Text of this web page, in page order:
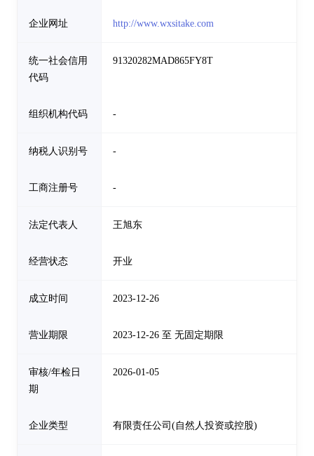
企业网址 http://www.wxsitake.com
统一社会信用
代码
91320282MAD865FY8T
组织机构代码 -
纳税人识别号 -
工商注册号 -
法定代表人 王旭东
经营状态 开业
成立时间 2023-12-26
营业期限 2023-12-26 至 无固定期限
审核/年检日
期
2026-01-05
企业类型 有限责任公司(自然人投资或控股)